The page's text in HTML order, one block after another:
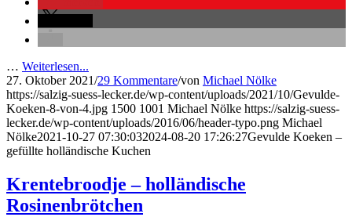
… Weiterlesen...
27. Oktober 2021/29 Kommentare/von Michael Nölke
https://salzig-suess-lecker.de/wp-content/uploads/2021/10/Gevulde-
Koeken-8-von-4.jpg 1500 1001 Michael Nölke https://salzig-suess-
lecker.de/wp-content/uploads/2016/06/header-typo.png Michael
Nölke2021-10-27 07:30:032024-08-20 17:26:27Gevulde Koeken –
gefüllte holländische Kuchen
Krentebroodje – holländische
Rosinenbrötchen